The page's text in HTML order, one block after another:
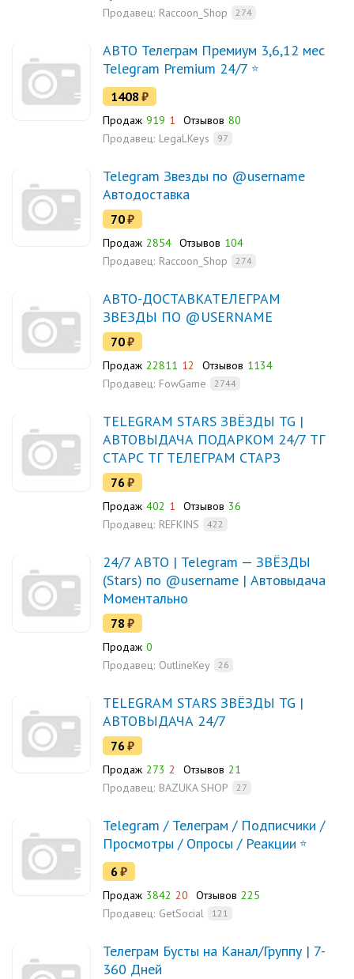
Продавец: Raccoon_Shop 274
АВТО Телеграм Премиум 3,6,12 мес
Telegram Premium 24/7
1408 ₽
Продаж 919 1 Отзывов 80
Продавец: LegaLKeys 97
Telegram Звезды по @username
Автодоставка
70₽
Продаж 2854 Отзывов 104
Продавец: Raccoon_Shop 274
АВТО-ДОСТАВКАТЕЛЕГРАМ
ЗВЕЗДЫ ПО @USERNAME
70₽
Продаж 22811 12 Отзывов 1134
Продавец: FowGame 2744
TELEGRAM STARS ЗВЁЗДЫ TG |
АВТОВЫДАЧА ПОДАРКОМ 24/7 ТГ
СТАРС ТГ ТЕЛЕГРАМ СТАРЗ
76₽
Продаж 402 1 Отзывов 36
Продавец: REFKINS 422
24/7 АВТО | Telegram — ЗВЁЗДЫ
(Stars) по @username | Автовыдача
Моментально
78 ₽
Продаж 0
Продавец: OutlineKey 26
TELEGRAM STARS ЗВЁЗДЫ TG |
АВТОВЫДАЧА 24/7
76₽
Продаж 273 2 Отзывов 21
Продавец: BAZUKA SHOP 27
Telegram / Телеграм / Подписчики /
Просмотры / Опросы / Реакции
6₽
Продаж 3842 20 Отзывов 225
Продавец: GetSocial 121
Телеграм Бусты на Канал/Группу | 7-
360 Дней